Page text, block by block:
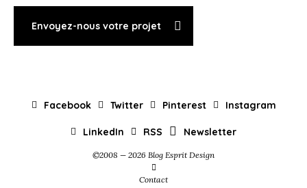
Envoyez-nous votre projet
Facebook Twitter Pinterest Instagram
LinkedIn RSS Newsletter
©2008 — 2026 Blog Esprit Design
Contact